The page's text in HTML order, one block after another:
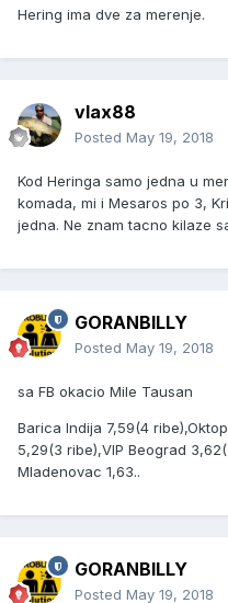
Hering ima dve za merenje.
vlax88
Posted May 19, 2018
Kod Heringa samo jedna u
komada, mi i Mesaros po 3,
jedna. Ne znam tacno kilaze
GORANBILLY
Posted May 19, 2018
sa FB okacio Mile Tausan
Barica Indija 7,59(4
5,29(3 ribe),VIP Beograd
Mladenovac 1,63..
GORANBILLY
Posted May 19, 2018